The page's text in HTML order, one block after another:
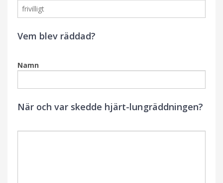
Vem blev räddad?
Namn
När och var skedde hjärt-lungräddningen?